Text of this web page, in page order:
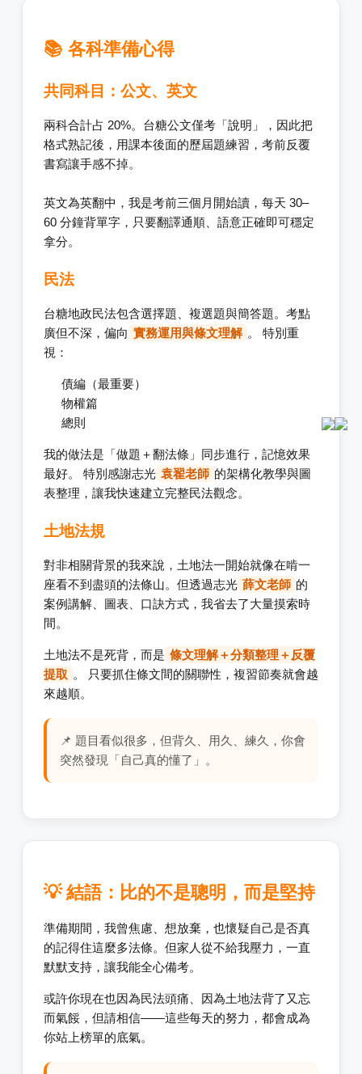
📚 各科準備心得
共同科目：公文、英文
兩科合計占 20%。台糖公文僅考「說明」，因此把
格式熟記後，用課本後面的歷屆題練習，考前反覆
書寫讓手感不掉。
英文為英翻中，我是考前三個月開始讀，每天 30–
60 分鐘背單字，只要翻譯通順、語意正確即可穩定
拿分。
民法
台糖地政民法包含選擇題、複選題與簡答題。考點
廣但不深，偏向 實務運用與條文理解 。 特別重
視：
債編（最重要）
物權篇
總則
我的做法是「做題＋翻法條」同步進行，記憶效果
最好。 特別感謝志光 袁翟老師 的架構化教學與圖
表整理，讓我快速建立完整民法觀念。
土地法規
對非相關背景的我來說，土地法一開始就像在啃一
座看不到盡頭的法條山。但透過志光 薛文老師 的
案例講解、圖表、口訣方式，我省去了大量摸索時
間。
土地法不是死背，而是 條文理解＋分類整理＋反覆
提取 。 只要抓住條文間的關聯性，複習節奏就會越
來越順。
📌 題目看似很多，但背久、用久、練久，你會
突然發現「自己真的懂了」。
💡 結語：比的不是聰明，而是堅持
準備期間，我曾焦慮、想放棄，也懷疑自己是否真
的記得住這麼多法條。但家人從不給我壓力，一直
默默支持，讓我能全心備考。
或許你現在也因為民法頭痛、因為土地法背了又忘
而氣餒，但請相信——這些每天的努力，都會成為
你站上榜單的底氣。